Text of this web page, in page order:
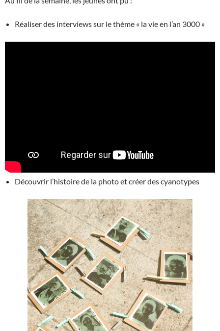
Réaliser des interviews sur le thème « la vie en l’an 3000 »
Découvrir l’histoire de la photo et créer des cyanotypes